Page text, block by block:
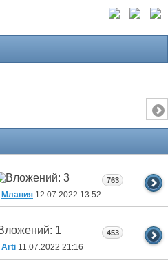
Млания 12.07.2022 13:52
763
Arti 11.07.2022 21:16
453